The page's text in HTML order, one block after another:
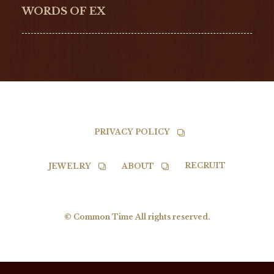
NORQAIN
WORDS OF EX
PRIVACY POLICY
© Common Time All rights reserved.
JEWELRY ABOUT RECRUIT